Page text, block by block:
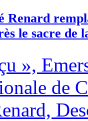
le sacre de
»,
de